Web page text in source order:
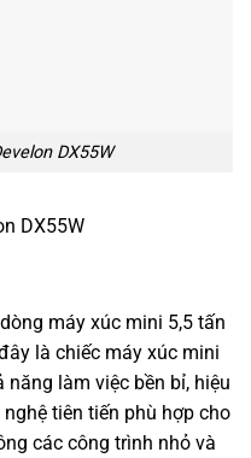
DX55W
DX55W
máy xúc mini 5,5 tấn
là chiếc máy xúc mini
làm việc bền bỉ, hiệu
tiên tiến phù hợp cho
các công trình nhỏ và